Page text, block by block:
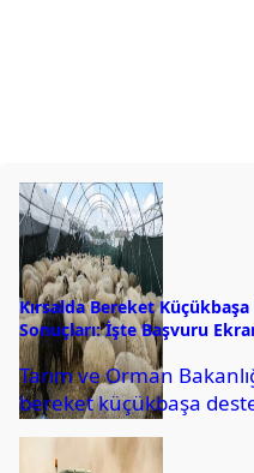
Kırsalda Bereket
Sonuçları: İşte Başvuru
Tarım ve Orman
bereket küçükbaşa
sonuçları açıklandı.
başvuru sorgulama